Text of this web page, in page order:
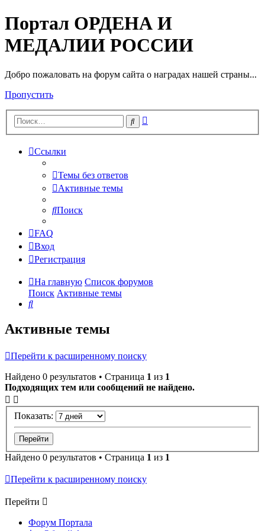
Портал ОРДЕНА И
МЕДАЛИИ РОССИИ
Добро пожаловать на форум сайта о наградах нашей страны...
Пропустить
Поиск
Ссылки
Темы без ответов
Активные темы
Поиск
FAQ
Вход
Регистрация
На главную Список форумов
Поиск Активные темы
Поиск
Активные темы
Перейти к расширенному поиску
Найдено 0 результатов • Страница 1 из 1
Подходящих тем или сообщений не найдено.
Показать:
Найдено 0 результатов • Страница 1 из 1
Перейти к расширенному поиску
Перейти
Форум Портала